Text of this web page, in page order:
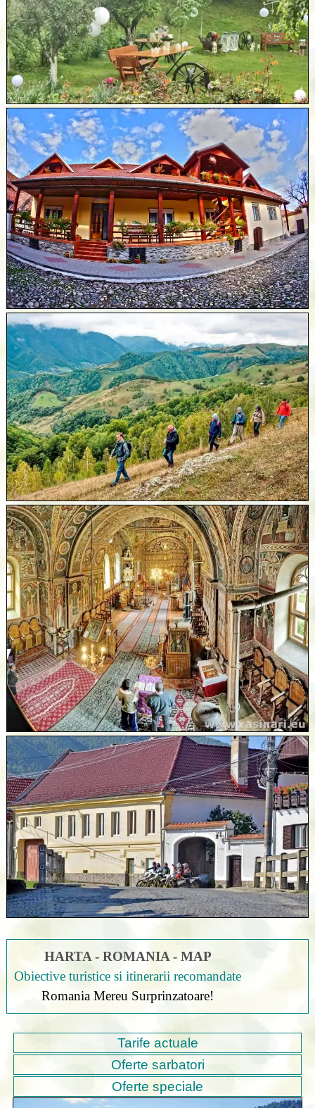
HARTA - ROMANIA - MAP
Obiective turistice si itinerarii recomandate
Romania Mereu Surprinzatoare!
Tarife actuale
Oferte sarbatori
Oferte speciale